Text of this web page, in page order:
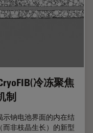
冷冻聚焦
制
钠电池界面的内在结
非枝晶生长）的新型